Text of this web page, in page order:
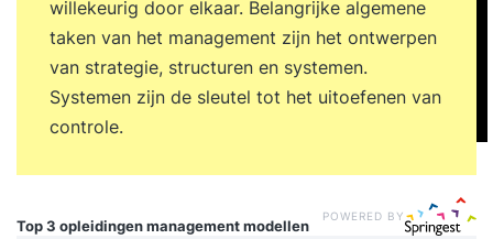
willekeurig door elkaar. Belangrijke algemene
taken van het management zijn het ontwerpen
van strategie, structuren en systemen.
Systemen zijn de sleutel tot het uitoefenen van
controle.
Top 3 opleidingenmanagement modellen
POWERED BY